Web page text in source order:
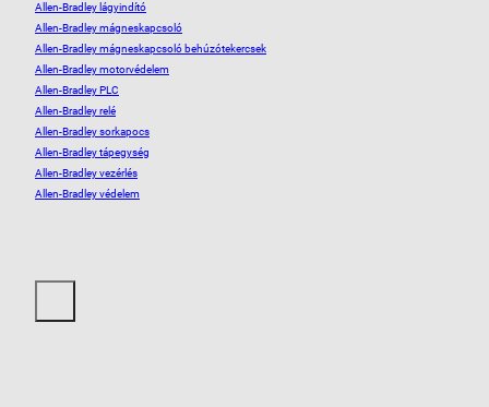
Allen-Bradley lágyindító
Allen-Bradley mágneskapcsoló
Allen-Bradley mágneskapcsoló behúzótekercsek
Allen-Bradley motorvédelem
Allen-Bradley PLC
Allen-Bradley relé
Allen-Bradley sorkapocs
Allen-Bradley tápegység
Allen-Bradley vezérlés
Allen-Bradley védelem